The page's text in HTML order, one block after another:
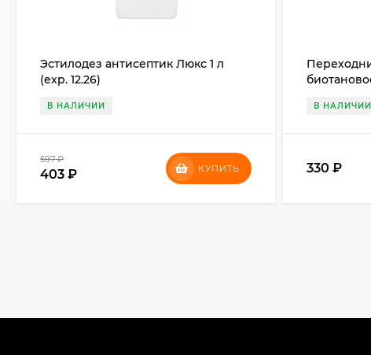
Эстилодез антисептик Люкс 1 л
(exp. 12.26)
В НАЛИЧИИ
597₽
403 ₽ КУПИТЬ
В НАЛИЧИИ
330₽